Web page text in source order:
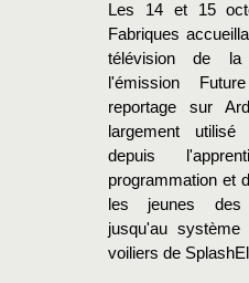
Les 14 et 15
Fabriques
télévision de
l'émission
reportage sur
largement
depuis
programmation et
les jeunes des
jusqu'au système
voiliers de